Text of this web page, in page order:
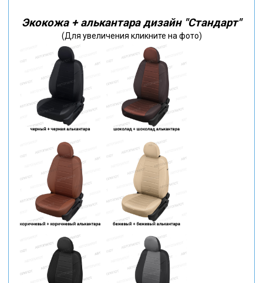
Экокожа + алькантара дизайн "Стандарт"
(Для увеличения кликните на фото)